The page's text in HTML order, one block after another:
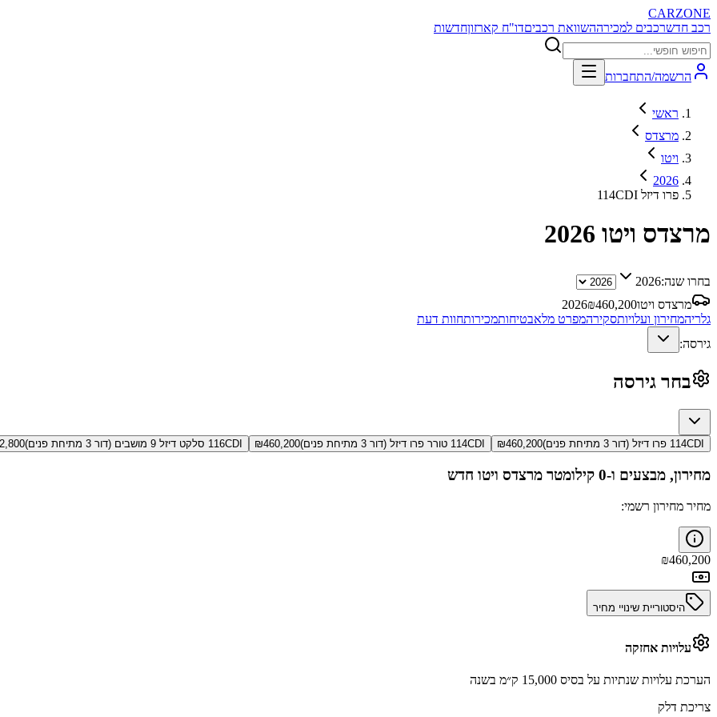
CARZONE
רכב חדשרכבים למכירההשוואת רכביםדו"ח קארזוןחדשות
הרשמה/התחברות
ראשי
מרצדס
ויטו
2026
114CDI פרו דיזל
מרצדס ויטו 2026
בחרו שנה:2026
מרצדס ויטו
2026₪460,200
גלריהמחירון ועלויותסקירהמפרט מלאבטיחותמכירותחוות דעת
גירסה:
בחר גירסה
114CDI פרו דיזל (דור 3 מתיחת פנים) ₪460,200 114CDI טורר פרו דיזל (דור 3 מתיחת פנים) ₪460,200 116CDI סלקט דיזל 9 מושבים (דור 3 מתיחת פנים)
מחירון, מבצעים ו-0 קילומטר מרצדס ויטו חדש
מחיר מחירון רשמי:
₪460,200
היסטוריית שינויי מחיר
עלויות אחזקה
הערכת עלויות שנתיות על בסיס 15,000 ק״מ בשנה
צריכת דלק